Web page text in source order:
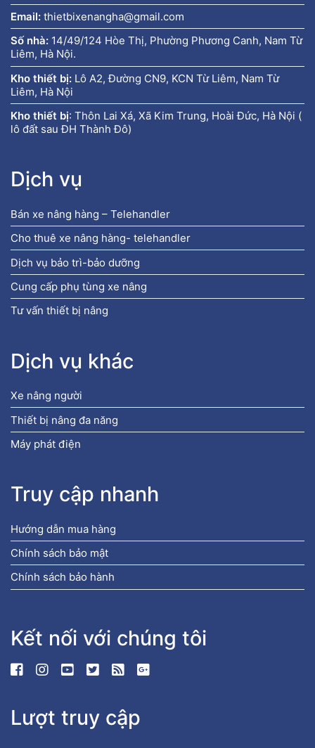
Email: thietbixenangha@gmail.com
Số nhà: 14/49/124 Hòe Thị, Phường Phương Canh, Nam Từ
Liêm, Hà Nội.
Kho thiết bị: Lô A2, Đường CN9, KCN Từ Liêm, Nam Từ
Liêm, Hà Nội
Kho thiết bị: Thôn Lai Xá, Xã Kim Trung, Hoài Đức, Hà Nội (
lô đất sau ĐH Thành Đô)
Dịch vụ
Bán xe nâng hàng – Telehandler
Cho thuê xe nâng hàng- telehandler
Dịch vụ bảo trì-bảo dưỡng
Cung cấp phụ tùng xe nâng
Tư vấn thiết bị nâng
Dịch vụ khác
Xe nâng người
Thiết bị nâng đa năng
Máy phát điện
Truy cập nhanh
Hướng dẫn mua hàng
Chính sách bảo mật
Chính sách bảo hành
Kết nối với chúng tôi
Lượt truy cập